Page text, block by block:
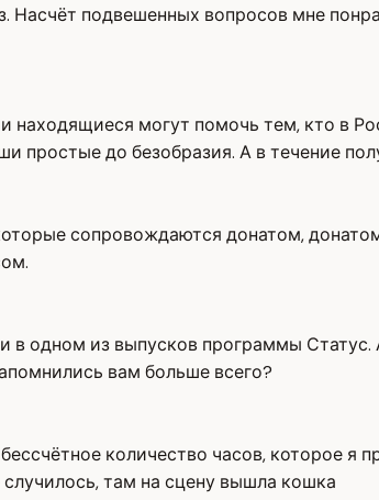
Насчёт подвешенных вопросов мне
находящиеся могут помочь тем, кто в
простые до безобразия. А в течение
сопровождаются донатом,
в одном из выпусков программы Статус.
вам больше всего?
количество часов, которое я
случилось, там на сцену вышла кошка